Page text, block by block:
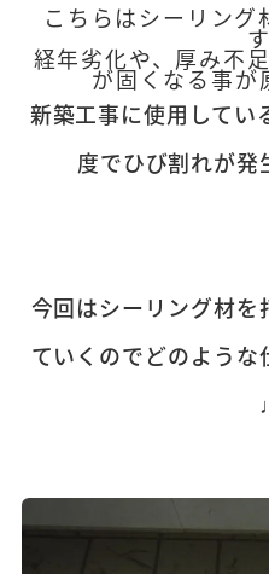
こちらはシーリング
す
経年劣化や、厚み不
が固くなる事
新築工事に使用してい
度でひび割れが発
今回はシーリング材を
ていくのでどのよう
♩